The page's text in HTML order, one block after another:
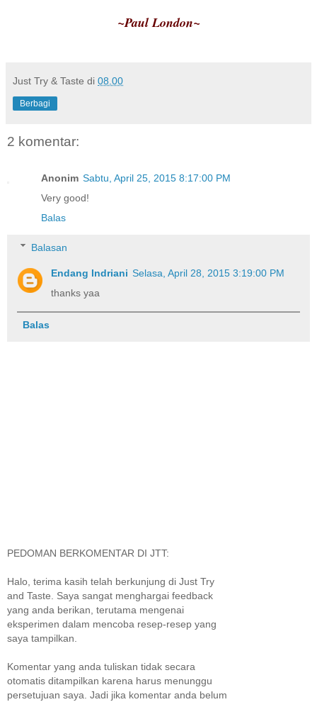
~Paul London~
Just Try & Taste di 08.00
Berbagi
2 komentar:
Anonim Sabtu, April 25, 2015 8:17:00 PM
Very good!
Balas
Balasan
Endang Indriani Selasa, April 28, 2015 3:19:00 PM
thanks yaa
Balas
PEDOMAN BERKOMENTAR DI JTT:
Halo, terima kasih telah berkunjung di Just Try
and Taste. Saya sangat menghargai feedback
yang anda berikan, terutama mengenai
eksperimen dalam mencoba resep-resep yang
saya tampilkan.
Komentar yang anda tuliskan tidak secara
otomatis ditampilkan karena harus menunggu
persetujuan saya. Jadi jika komentar anda belum